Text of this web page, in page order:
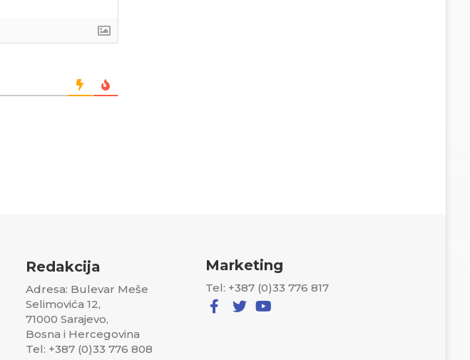
Redakcija
Adresa: Bulevar Meše
Selimovića 12,
71000 Sarajevo,
Bosna i Hercegovina
Tel: +387 (0)33 776 808
Marketing
Tel: +387 (0)33 776 817